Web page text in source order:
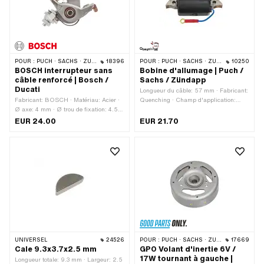
POUR : PUCH · SACHS · ZÜNDAPP BELMONDO · TOMOS · DKW · HERCULES · KREIDLER · ZÜNDAPP · KTM · RIXE 18396
BOSCH interrupteur sans
câble renforcé | Bosch /
Ducati
Fabricant: BOSCH · Matériau: Acier ·
Ø axe: 4 mm · Ø trou de fixation: 4.5
mm · Câble disponible: Non · Nombre
volant: 90 mm · Version alternative du
Sachs: 0983 106 000 · Puch numéro
BOSCH: 1 217 013 020 · BERU
numéro OEM: 0 340 100 466
EUR 24.00
POUR : PUCH · SACHS · ZÜNDAPP BELMONDO · TOMOS · DKW · HERCULES · KREIDLER · ZÜNDAPP · KTM · RIXE 10250
Bobine d'allumage | Puch /
Sachs / Zündapp
Longueur du câble: 57 mm · Fabricant:
Quenching · Champ d'application:
Standard · Ø du logement de câble:
d'utilisation: Interne (dans l'allumage)
Nombre de points de fixation: 2 pcs ·
Ø trou de fixation: 4.5 mm · Type de
fixation: Vis
EUR 21.70
UNIVERSEL 24526
Cale 9.3x3.7x2.5 mm
Longueur totale: 9.3 mm · Largeur: 2.5
POUR : PUCH · SACHS · ZÜNDAPP BELMONDO · TOMOS · DKW · HERCULES · KREIDLER · ZÜNDAPP · KTM · RIXE 17669
GPO Volant d'inertie 6V /
17W tournant à gauche |